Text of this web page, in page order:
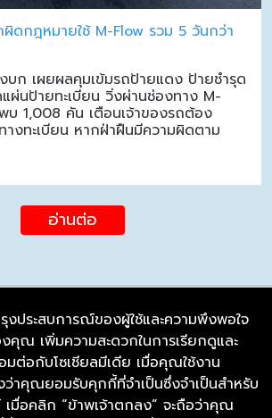
ดกฎหมายใช้ M-Flow รวม 5 วันกว่า
บก เผยผลคุมเข้มรถป้ายแดง ป้ายชำรุด
ผ่นป้ายทะเบียน วิ่งผ่านช่องทาง M-
บ 1,008 คัน เตือนเจ้าของรถต้อง
างทะเบียน หากฝ่าฝืนมีความผิดตาม
อ่านต่อ
Baanmai Road,
11140
งประสบการณ์ของผู้ใช้และความพึงพอใจ
คุณ เพิ่มความสะดวกในการเรียกดูและ
มต่อกับโซเชียลมีเดีย เมื่อคุณใช้งาน
ว่าคุณยอมรับคุกกี้ที่จำเป็นซึ่งจำเป็นสำหรับ
มื่อคลิก “ข้าพเจ้าตกลง” จะถือว่าคุณ